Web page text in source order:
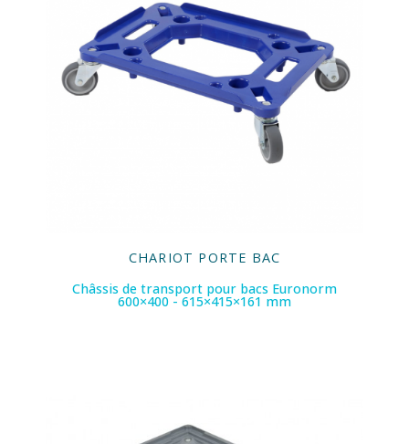
CHARIOT PORTE BAC
Châssis de transport pour bacs Euronorm
600×400 - 615×415×161 mm